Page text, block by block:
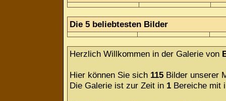
Die 5 beliebtesten Bilder
Herzlich Willkommen in der Galerie von
Hier können Sie sich 115 Bilder unserer
Die Galerie ist zur Zeit in 1 Bereiche mit